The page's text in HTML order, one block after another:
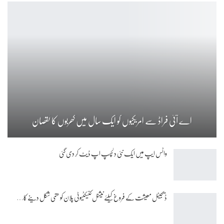
اے آئی فراڈ سے امریکیوں کو ایک سال میں کھربوں کا نقصان
واٹس ایپ میں ایک نئی دلچسپ اپ ڈیٹ کر دی گئی
ڈیجیٹل معیشت کے فروغ کیلئے نیشنل کنیکٹیوٹی پلان کو حتمی شکل دینے کا…